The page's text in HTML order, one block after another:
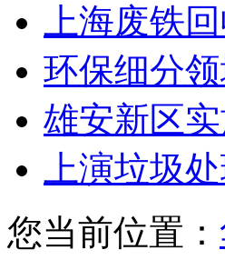
上海废铁
环保细分
雄安新区
上演垃圾
您当前位置：